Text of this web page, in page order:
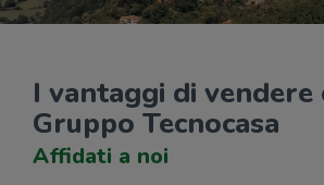
I vantaggi di vendere
Gruppo Tecnocasa
Affidati a noi